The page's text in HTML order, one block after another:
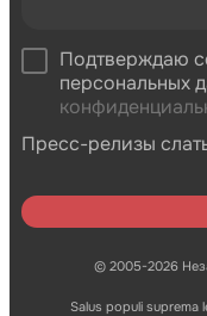
Подтверждаю
персональных
Пресс-релизы
© 2005-2026
Salus populi suprema